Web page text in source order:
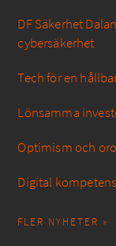
DF Säkerhet
cybersäkerhet
Tech för en
Lönsamma
Optimism och
Digital
FLER NYHETER »